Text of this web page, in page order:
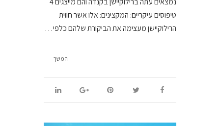
טיפוסים עיקריים: המקצינים: אלו אשר חווית
הרילוקיישן מעצימה את הביקורת שלהם כלפי…
המשך